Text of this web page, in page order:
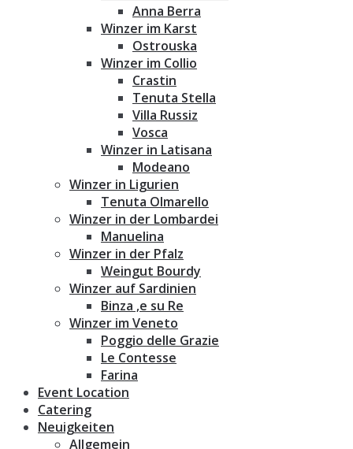
Anna Berra
Winzer im Karst
Ostrouska
Winzer im Collio
Crastin
Tenuta Stella
Villa Russiz
Vosca
Winzer in Latisana
Modeano
Winzer in Ligurien
Tenuta Olmarello
Winzer in der Lombardei
Manuelina
Winzer in der Pfalz
Weingut Bourdy
Winzer auf Sardinien
Binza ‚e su Re
Winzer im Veneto
Poggio delle Grazie
Le Contesse
Farina
Event Location
Catering
Neuigkeiten
Allgemein